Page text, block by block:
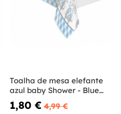
Toalha de mesa elefante
azul baby Shower - Blue
Floral Elephant
1,80 € 4,99 €